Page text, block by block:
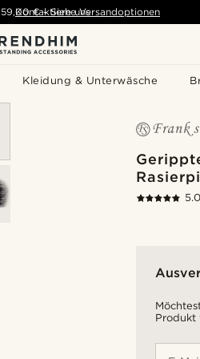
Kleidung & Unterwäsche
59,00 € - Siehe Versandoptionen
Kontaktiere uns
5.0
Produkt